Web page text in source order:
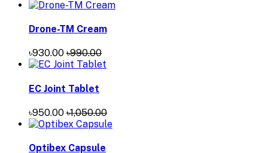
Drone-TM Cream
৳930.00 ৳990.00
EC Joint Tablet
৳950.00 ৳1,050.00
Optibex Capsule